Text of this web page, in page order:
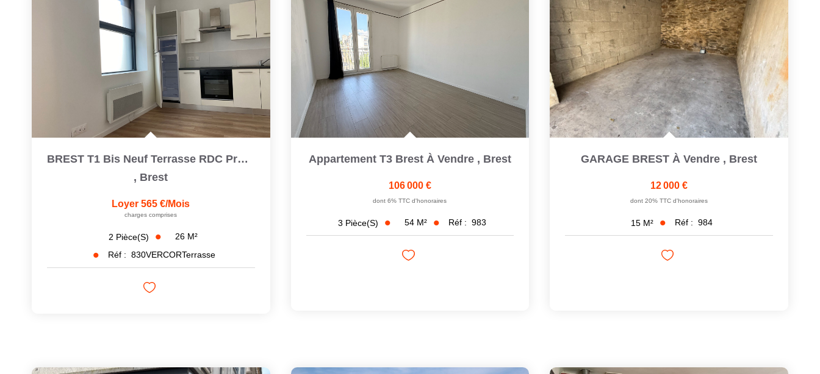
BREST T1 Bis Neuf Terrasse RDC Proche Toutes Commodités
, Brest
Loyer 565 €/mois
charges comprises
2 Pièce(s) 26 M²
Réf : 830VERCORTerrasse
Appartement T3 Brest À Vendre , Brest
106 000 €
dont 6% TTC d'honoraires
3 Pièce(s) 54 M² Réf : 983
GARAGE BREST À Vendre , Brest
12 000 €
dont 20% TTC d'honoraires
15 M² Réf : 984